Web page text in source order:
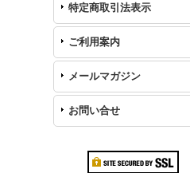
特定商取引法表示
ご利用案内
メールマガジン
お問い合せ